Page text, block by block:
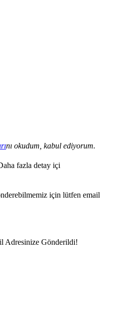
nı okudum, kabul ediyorum.
fazla detay içi
için lütfen email
Adresinize Gönderildi!